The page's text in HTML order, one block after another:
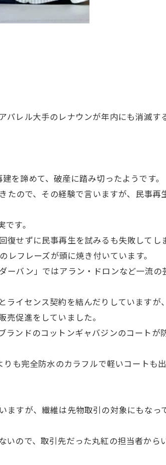
レル大手のレナウンが年内にも消滅す
を諦めて、破産に踏み切ったようです。
たので、その経験で言いますが、民事再
す。
せずに民事再生を試みるも失敗してし
フレーズが頭に焼き付いています。
ーバン」ではアラン・ドロンなど一流の
イセンス契約を結んだりしていますが
促進をしていました。
ンドのコットンギャバジンのコートが
も完全防水のカラフルで軽いコートも
すが、繊維は先物取引の対象にもなっ
ので、取引先だった丸紅の担当者から